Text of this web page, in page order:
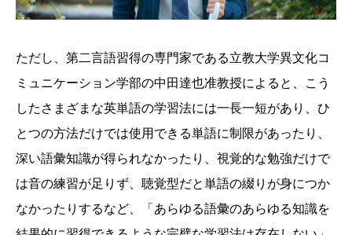
ただし、第二言語習得の専門家である立教大学異文化コ
ミュニケーション学部の中田達也准教授によると、こう
したさまざまな英単語の学習法には一長一短があり、ひ
とつの方法だけでは使用できる単語に制限があったり、
深い語彙知識が得られなかったり、視覚的な勉強だけで
は音の練習が足りず、聴覚型だと単語の綴りが身につか
なかったりするなど、「あらゆる語彙のあらゆる知識を